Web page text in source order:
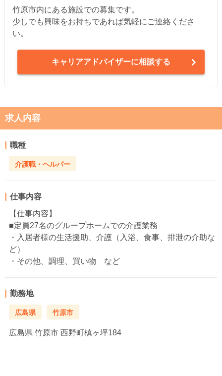
竹原市内にある施設での募集です。
少しでも興味をお持ちであれば気軽にご連絡くださ
い。
キャリアアドバイザーに相談する
求人内容
職種
介護職・ヘルパー
仕事内容
【仕事内容】
■定員27名のグループホームでの介護業務
・入居者様の生活援助、介護（入浴、食事、排泄の介助な
ど）
・その他、調理、買い物 など
勤務地
広島県 竹原市
広島県 竹原市 西野町槙ヶ坪184